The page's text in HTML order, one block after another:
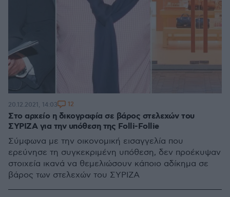
Στο αρχείο η δικογραφία σε βάρος στελεχών του
ΣΥΡΙΖΑ για την υπόθεση της Folli-Follie
Σύμφωνα με την οικονομική εισαγγελία που
ερεύνησε τη συγκεκριμένη υπόθεση, δεν προέκυψαν
στοιχεία ικανά να θεμελιώσουν κάποιο αδίκημα σε
βάρος των στελεχών του ΣΥΡΙΖΑ
20.12.2021, 14:03 12